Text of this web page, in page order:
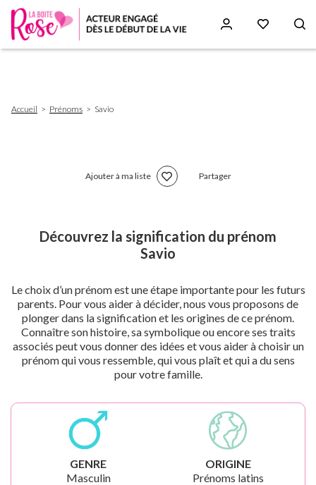
d'Ariane
Accueil Prénoms Savio
Ajouter à ma liste Partager
Découvrez la signification du prénom
Savio
Le choix d’un prénom est une étape importante pour les futurs
parents. Pour vous aider à décider, nous vous proposons de
plonger dans la signification et les origines de ce prénom.
Connaître son histoire, sa symbolique ou encore ses traits
associés peut vous donner des idées et vous aider à choisir un
prénom qui vous ressemble, qui vous plaît et qui a du sens
pour votre famille.
GENRE
Masculin
ORIGINE
Prénoms latins